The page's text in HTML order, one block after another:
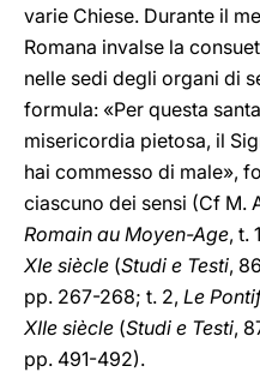
varie Chiese. Durante il
Romana invalse la
nelle sedi degli organi di
formula: «Per questa
misericordia pietosa, il
hai commesso di male»,
ciascuno dei sensi (Cf M.
Romain au Moyen-Age, t.
XIe siècle (Studi e Testi,
pp. 267-268; t. 2, Le
XIIe siècle (Studi e Testi,
pp. 491-492).